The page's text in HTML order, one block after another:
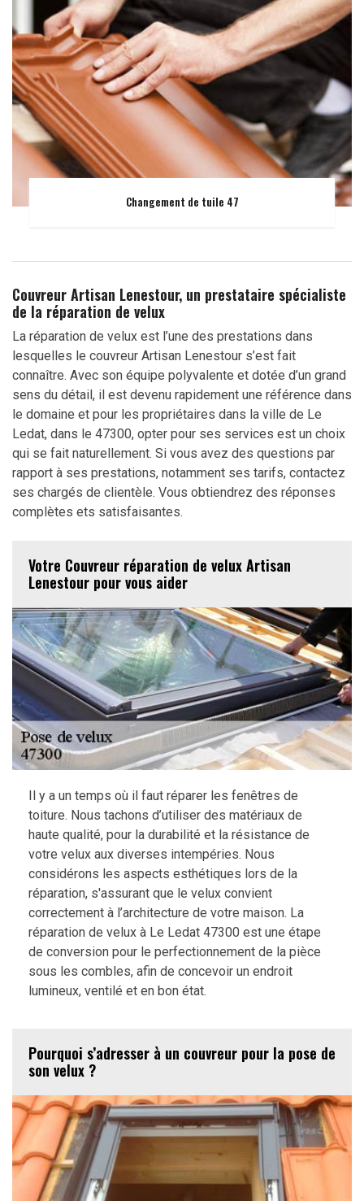
Changement de tuile 47
Couvreur Artisan Lenestour, un prestataire spécialiste
de la réparation de velux
La réparation de velux est l’une des prestations dans
lesquelles le couvreur Artisan Lenestour s’est fait
connaître. Avec son équipe polyvalente et dotée d’un grand
sens du détail, il est devenu rapidement une référence dans
le domaine et pour les propriétaires dans la ville de Le
Ledat, dans le 47300, opter pour ses services est un choix
qui se fait naturellement. Si vous avez des questions par
rapport à ses prestations, notamment ses tarifs, contactez
ses chargés de clientèle. Vous obtiendrez des réponses
complètes ets satisfaisantes.
Votre Couvreur réparation de velux Artisan
Lenestour pour vous aider
Il y a un temps où il faut réparer les fenêtres de
toiture. Nous tachons d’utiliser des matériaux de
haute qualité, pour la durabilité et la résistance de
votre velux aux diverses intempéries. Nous
considérons les aspects esthétiques lors de la
réparation, s'assurant que le velux convient
correctement à l’architecture de votre maison. La
réparation de velux à Le Ledat 47300 est une étape
de conversion pour le perfectionnement de la pièce
sous les combles, afin de concevoir un endroit
lumineux, ventilé et en bon état.
Pourquoi s’adresser à un couvreur pour la pose de
son velux ?